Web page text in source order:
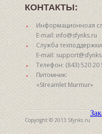
КОНТАКТЫ:
Информационноая
E-mail: info@sfynks.ru
Служба
E-mail:
Телефон: (843) 520 20
Питомник:
«Streamlet Murmur»
Copyright © 2013 Sfynks.ru